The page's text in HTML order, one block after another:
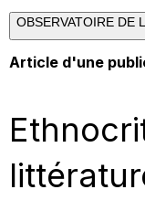
OBSERVATOIRE DE
Article d'une